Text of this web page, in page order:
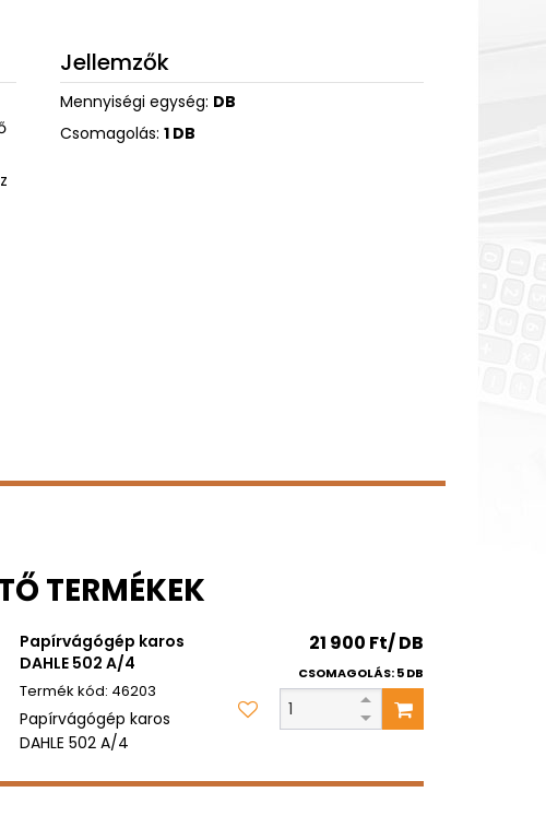
Jellemzők
Mennyiségi egység: DB
Csomagolás: 1 DB
TERMÉKEK
Papírvágógép karos
DAHLE 502 A/4
46203
Papírvágógép karos
DAHLE 502 A/4
21 900 Ft/ DB
CSOMAGOLÁS: 5 DB